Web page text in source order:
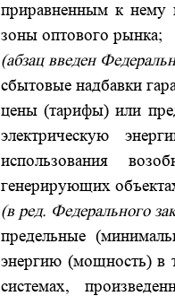
приравненным к нему
зоны оптового рынка;
(абзац введен
сбытовые надбавки
цены (тарифы) или
электрическую
использования
генерирующих
(в ред. Федерального
предельные
энергию (мощность) в
системах,